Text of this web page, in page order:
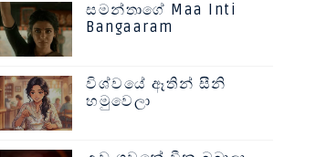
සමන්තාගේ Maa Inti
Bangaaram
විශ්වයේ ඈතින් සීනි
හමුවෙලා